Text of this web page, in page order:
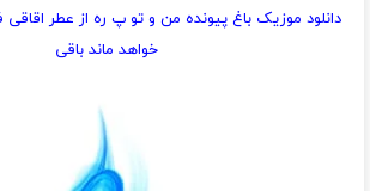
دانلود موزیک باغ پیونده من و تو پ ره از عطر
خواهد ماند باقی